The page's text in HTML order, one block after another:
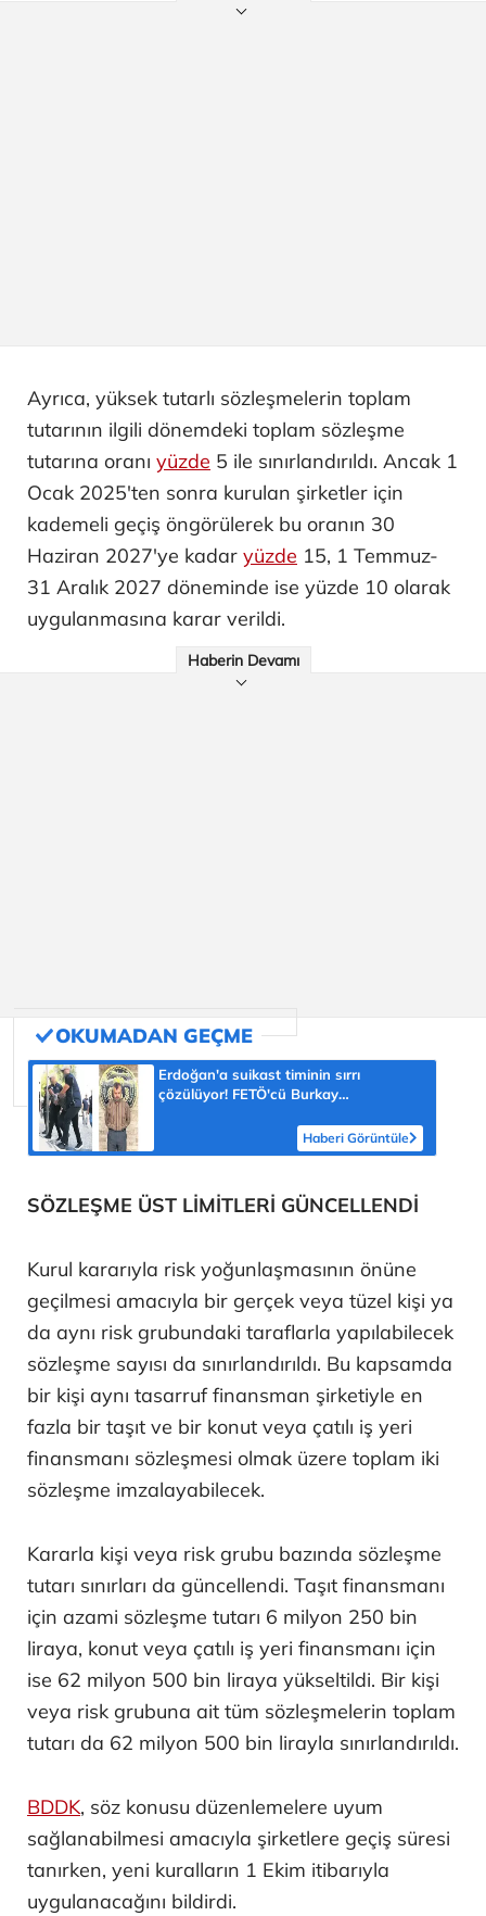
Ayrıca, yüksek tutarlı sözleşmelerin toplam
tutarının ilgili dönemdeki toplam sözleşme
tutarına oranı yüzde 5 ile sınırlandırıldı. Ancak 1
Ocak 2025'ten sonra kurulan şirketler için
kademeli geçiş öngörülerek bu oranın 30
Haziran 2027'ye kadar yüzde 15, 1 Temmuz-
31 Aralık 2027 döneminde ise yüzde 10 olarak
uygulanmasına karar verildi.
Haberin Devamı
Erdoğan'a suikast timinin sırrı
çözülüyor! FETÖ'cü Burkay
Haberi Görüntüle
SÖZLEŞME ÜST LİMİTLERİ GÜNCELLENDİ
Kurul kararıyla risk yoğunlaşmasının önüne
geçilmesi amacıyla bir gerçek veya tüzel kişi ya
da aynı risk grubundaki taraflarla yapılabilecek
sözleşme sayısı da sınırlandırıldı. Bu kapsamda
bir kişi aynı tasarruf finansman şirketiyle en
fazla bir taşıt ve bir konut veya çatılı iş yeri
finansmanı sözleşmesi olmak üzere toplam iki
sözleşme imzalayabilecek.
Kararla kişi veya risk grubu bazında sözleşme
tutarı sınırları da güncellendi. Taşıt finansmanı
için azami sözleşme tutarı 6 milyon 250 bin
liraya, konut veya çatılı iş yeri finansmanı için
ise 62 milyon 500 bin liraya yükseltildi. Bir kişi
veya risk grubuna ait tüm sözleşmelerin toplam
tutarı da 62 milyon 500 bin lirayla sınırlandırıldı.
BDDK, söz konusu düzenlemelere uyum
sağlanabilmesi amacıyla şirketlere geçiş süresi
tanırken, yeni kuralların 1 Ekim itibarıyla
uygulanacağını bildirdi.